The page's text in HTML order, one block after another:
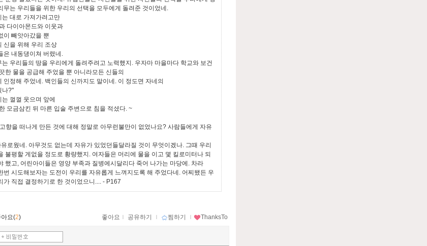
무는 우리들을 위한 우리의 선택을 모두에게 돌려준 것이었네.
는 대로 가져가려고만
다이아몬드와 이웃과
이 빼앗아갔을 뿐
신을 위해 우리 조상
은 내동댕이쳐 버렸네.
는 우리들의 땅을 우리에게 돌려주려고 노력했지. 우자마 마을마다 학교와 보건
한 물을 공급해 주었을 뿐 아니라모든 신들의
인정해 주었네. 백인들의 신까지도 말이네. 이 정도면 자네의
나?"
껄껄 웃으며 앞에
모금삼킨 뒤 마른 입술 주변으로 침을 적셨다. ~
향을 떠나게 만든 것에 대해 정말로 아무런불만이 없었나요? 사람들에게 자유
로웠네. 아무것도 없는데 자유가 있었던들달라질 것이 무엇이겠나. 그때 우리
불평할 게없을 정도로 황량했지. 여자들은 머리에 물을 이고 몇 킬로미터나 되
했고, 어린아이들은 영양 부족과 질병에시달리다 죽어 나가는 마당에. 차라
번 시도해보자는 도전이 우리를 자유롭게 느껴지도록 해 주었다네. 어찌됐든 우
가 직접 결정하기로 한 것이었으니.... - P167
아요(2) 좋아요 ｌ 공유하기 ｌ 찜하기 ｌ ThanksTo